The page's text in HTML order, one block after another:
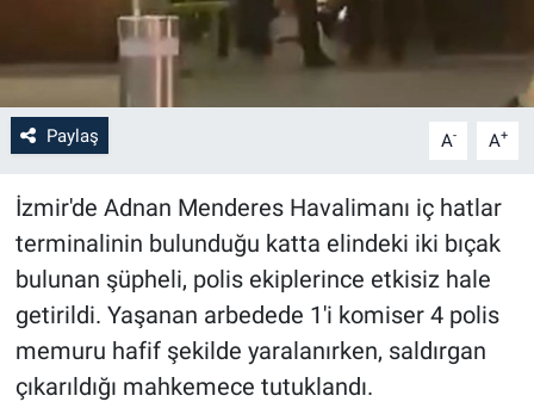
Paylaş A- A+
İzmir'de Adnan Menderes Havalimanı iç hatlar
terminalinin bulunduğu katta elindeki iki bıçak
bulunan şüpheli, polis ekiplerince etkisiz hale
getirildi. Yaşanan arbedede 1'i komiser 4 polis
memuru hafif şekilde yaralanırken, saldırgan
çıkarıldığı mahkemece tutuklandı.